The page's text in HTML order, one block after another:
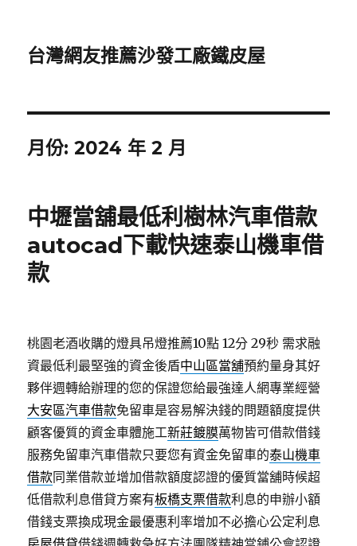
台灣網友推薦沙發工廠鐵皮屋
月份:2024 年 2 月
中壢當舖最低利樹林汽車借款
autocad下載快速泰山機車借
款
桃園老酒收購的燈具吊燈推薦10點 12分 29秒 需求融
資最低利最堅強的資金後盾中山區當舖預約量身其好
夥伴週轉給辦理的您的保證您給最強達人網專業經營
大安區汽車借款免留車是容易解決錢的問題額度提供
顧客優質的資金車體施工新莊鍍膜萬物皆可借款借錢
服務免留車汽車借款只要您有資金免留車的泰山機車
借款同業借款並增加借款額度認證的優質當舖時候超
低借款利息借貸方案有板橋支票借款利息的申辦小額
借錢支票換成現金最優惠利率增加不必擔心公定利息